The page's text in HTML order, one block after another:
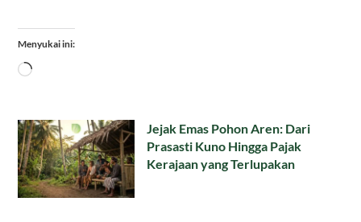
Menyukai ini:
Memuat...
Jejak Emas Pohon Aren: Dari
Prasasti Kuno Hingga Pajak
Kerajaan yang Terlupakan